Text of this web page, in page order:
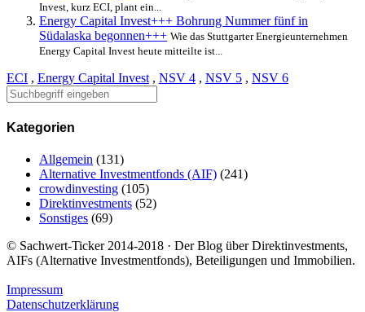
Invest, kurz ECI, plant ein...
Energy Capital Invest+++ Bohrung Nummer fünf in
Südalaska begonnen+++ Wie das Stuttgarter Energieunternehmen
Energy Capital Invest heute mitteilte ist...
ECI , Energy Capital Invest , NSV 4 , NSV 5 , NSV 6
Kategorien
Allgemein (131)
Alternative Investmentfonds (AIF) (241)
crowdinvesting (105)
Direktinvestments (52)
Sonstiges (69)
© Sachwert-Ticker 2014-2018 · Der Blog über Direktinvestments,
AIFs (Alternative Investmentfonds), Beteiligungen und Immobilien.
Impressum
Datenschutzerklärung